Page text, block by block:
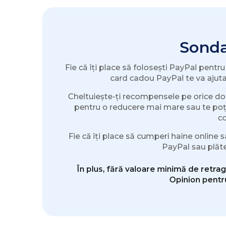
Fie că îți place să folosești PayPal
card cadou PayPal te va
Cheltuiește-ți recompensele pe orice
pentru o reducere mai mare sau te
Fie că îți place să cumperi haine online
PayPal sau
În plus, fără valoare minimă de
Opinion